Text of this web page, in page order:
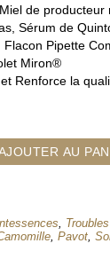
de producteur
Sérum de
Flacon Pipette
Miron®
Renforce la
AU
,
, Pavot,